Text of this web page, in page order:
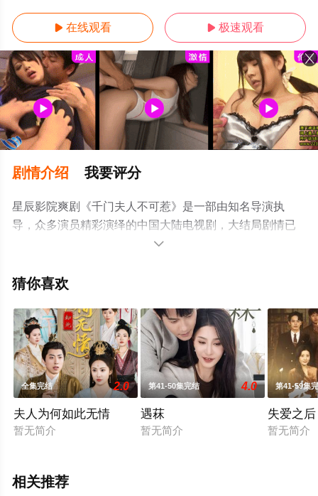
 在线观看  极速观看
剧情介绍 我要评分
星辰影院爽剧《千门夫人不可惹》是一部由知名导演执
导，众多演员精彩演绎的中国大陆电视剧，大结局剧情已
揭晓（全80集），手机免费观看高清未删减完整版电视剧
剧、电视猫或剧情网等平台了解。

猜你喜欢
全集完结 2.0
夫人为何如此无情
暂无简介
第41-50集完结 4.0
遇菻
暂无简介
第41-59集
失爱之
暂无简介
相关推荐